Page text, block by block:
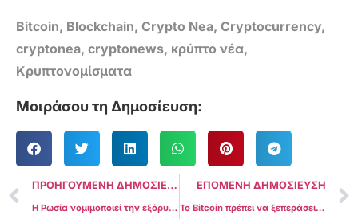
Bitcoin, Blockchain, Crypto Nea, Cryptocurrency,
cryptonea, cryptonews, κρύπτο νέα,
Κρυπτονομίσματα
Μοιράσου τη Δημοσίευση:
ΠΡΟΗΓΟΥΜΕΝΗ ΔΗΜΟΣΙΕΥΣΗ
Η Ρωσία νομιμοποιεί την εξόρυξη Bitcoin και κρυπτονομισμάτων
ΕΠΟΜΕΝΗ ΔΗΜΟΣΙΕΥΣΗ
Το Bitcoin πρέπει να ξεπεράσει τα $62K για να αποφύγει τον πιο σοβαρό αντίκτυπο του “Death Cross”